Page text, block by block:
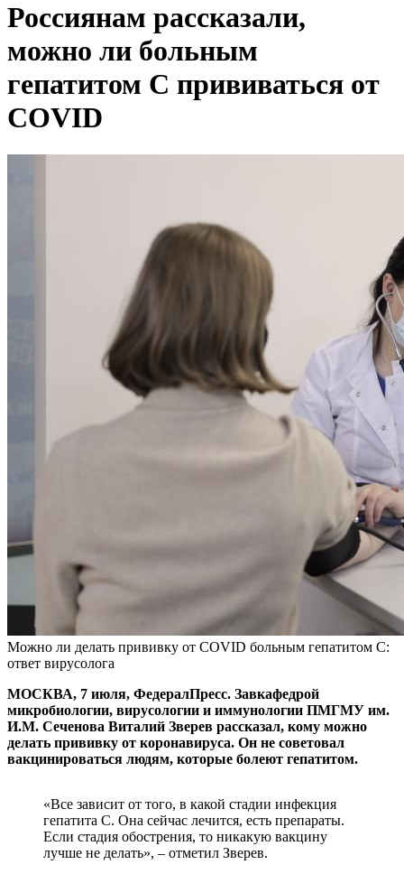
Россиянам рассказали,
можно ли больным
гепатитом C прививаться от
COVID
Можно ли делать прививку от COVID больным гепатитом C:
ответ вирусолога
МОСКВА, 7 июля, ФедералПресс. Завкафедрой
микробиологии, вирусологии и иммунологии ПМГМУ им.
И.М. Сеченова Виталий Зверев рассказал, кому можно
делать прививку от коронавируса. Он не советовал
вакцинироваться людям, которые болеют гепатитом.
«Все зависит от того, в какой стадии инфекция
гепатита С. Она сейчас лечится, есть препараты.
Если стадия обострения, то никакую вакцину
лучше не делать», – отметил Зверев.